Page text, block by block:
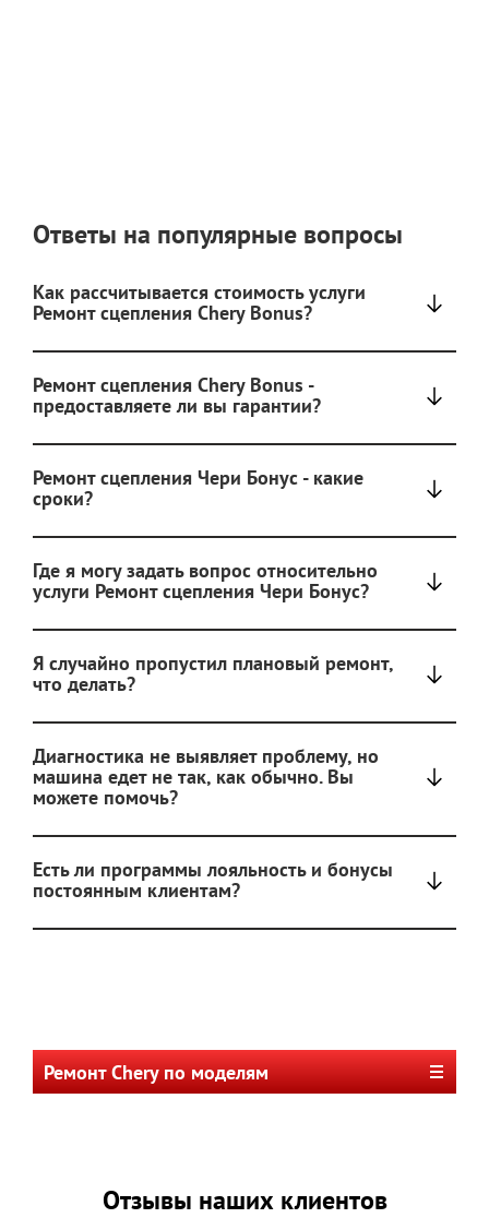
Ответы на популярные вопросы
Как рассчитывается стоимость услуги
Ремонт сцепления Chery Bonus?
Ремонт сцепления Chery Bonus -
предоставляете ли вы гарантии?
Ремонт сцепления Чери Бонус - какие
сроки?
Где я могу задать вопрос относительно
услуги Ремонт сцепления Чери Бонус?
Я случайно пропустил плановый ремонт,
что делать?
Диагностика не выявляет проблему, но
машина едет не так, как обычно. Вы
можете помочь?
Есть ли программы лояльность и бонусы
постоянным клиентам?
Ремонт Chery по моделям
Отзывы наших клиентов